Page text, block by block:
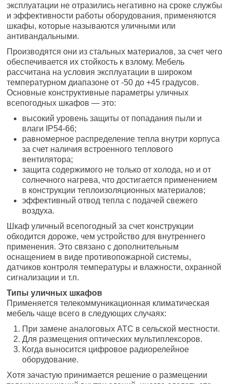
эксплуатации не отразились негативно на сроке службы
и эффективности работы оборудования, применяются
шкафы, которые называются уличными или
антивандальными.
Производятся они из стальных материалов, за счет чего
обеспечивается их стойкость к взлому. Мебель
рассчитана на условия эксплуатации в широком
температурном диапазоне от -50 до +45 градусов.
Основные конструктивные параметры уличных
всепогодных шкафов — это:
высокий уровень защиты от попадания пыли и
влаги IP54-66;
равномерное распределение тепла внутри корпуса
за счет наличия встроенного теплового
вентилятора;
защита содержимого не только от холода, но и от
солнечного нагрева, что достигается применением
в конструкции теплоизоляционных материалов;
эффективный отвод тепла с подачей свежего
воздуха.
Шкаф уличный всепогодный за счет конструкции
обходится дороже, чем устройство для внутреннего
применения. Это связано с дополнительным
оснащением в виде противопожарной системы,
датчиков контроля температуры и влажности, охранной
сигнализации и т.п.
Типы уличных шкафов
Применяется телекоммуникационная климатическая
мебель чаще всего в следующих случаях:
При замене аналоговых АТС в сельской местности.
Для размещения оптических мультиплексоров.
Когда выносится цифровое радиорелейное
оборудование.
Хотя зачастую принимается решение о размещении